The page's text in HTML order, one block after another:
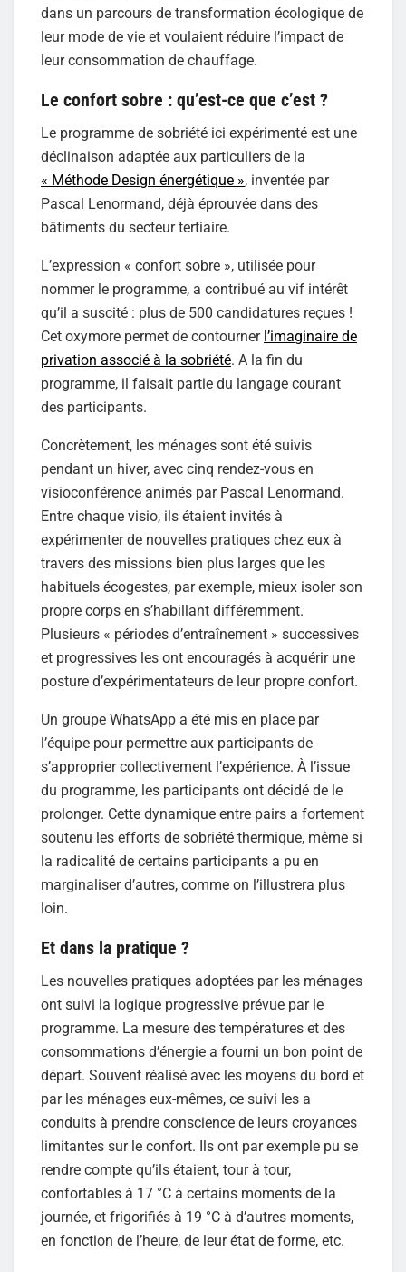
dans un parcours de transformation écologique de
leur mode de vie et voulaient réduire l’impact de
leur consommation de chauffage.
Le confort sobre : qu’est-ce que c’est ?
Le programme de sobriété ici expérimenté est une
déclinaison adaptée aux particuliers de la
« Méthode Design énergétique », inventée par
Pascal Lenormand, déjà éprouvée dans des
bâtiments du secteur tertiaire.
L’expression « confort sobre », utilisée pour
nommer le programme, a contribué au vif intérêt
qu’il a suscité : plus de 500 candidatures reçues !
Cet oxymore permet de contourner l’imaginaire de
privation associé à la sobriété. A la fin du
programme, il faisait partie du langage courant
des participants.
Concrètement, les ménages sont été suivis
pendant un hiver, avec cinq rendez-vous en
visioconférence animés par Pascal Lenormand.
Entre chaque visio, ils étaient invités à
expérimenter de nouvelles pratiques chez eux à
travers des missions bien plus larges que les
habituels écogestes, par exemple, mieux isoler son
propre corps en s’habillant différemment.
Plusieurs « périodes d’entraînement » successives
et progressives les ont encouragés à acquérir une
posture d’expérimentateurs de leur propre confort.
Un groupe WhatsApp a été mis en place par
l’équipe pour permettre aux participants de
s’approprier collectivement l’expérience. À l’issue
du programme, les participants ont décidé de le
prolonger. Cette dynamique entre pairs a fortement
soutenu les efforts de sobriété thermique, même si
la radicalité de certains participants a pu en
marginaliser d’autres, comme on l’illustrera plus
loin.
Et dans la pratique ?
Les nouvelles pratiques adoptées par les ménages
ont suivi la logique progressive prévue par le
programme. La mesure des températures et des
consommations d’énergie a fourni un bon point de
départ. Souvent réalisé avec les moyens du bord et
par les ménages eux-mêmes, ce suivi les a
conduits à prendre conscience de leurs croyances
limitantes sur le confort. Ils ont par exemple pu se
rendre compte qu’ils étaient, tour à tour,
confortables à 17 °C à certains moments de la
journée, et frigorifiés à 19 °C à d’autres moments,
en fonction de l’heure, de leur état de forme, etc.